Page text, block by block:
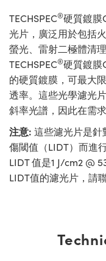
TECHSPEC®硬質鍍膜
光片，廣泛用於包括
螢光、雷射二極體清
TECHSPEC®硬質鍍膜
的硬質鍍膜，可最大
透率。這些光學濾光
斜率光譜，因此在需
注意: 這些濾光片是針
傷閾值（LIDT）而進
LIDT 值是1 J/cm2 @
LIDT值的濾光片，請